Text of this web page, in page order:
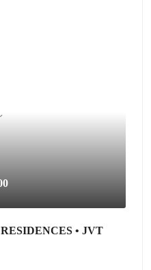
• JVT